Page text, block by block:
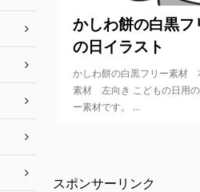
かしわ餅の白黒
の日イラスト
かしわ餅の白黒フリー素材
素材 左向き こどもの日用
ー素材です。 ...
スポンサーリンク